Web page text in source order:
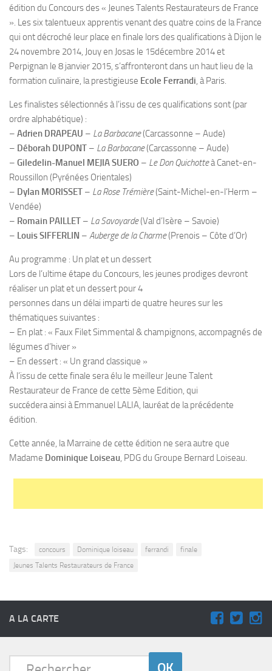
édition du Concours des « Jeunes Talents Restaurateurs de France
». Les six talentueux apprentis venant des quatre coins de la France
qui ont décroché leur place en finale lors des qualifications à Dijon le
24 novembre 2014, Jouy en Josas le 15décembre 2014 et
Perpignan le 8 janvier 2015, s’affronteront dans un haut lieu de la
formation culinaire, la prestigieuse Ecole Ferrandi, à Paris.
Les finalistes sélectionnés à l’issu de ces qualifications sont (par
ordre alphabétique) :
– Adrien DRAPEAU – La Barbacane(Carcassonne – Aude)
– Déborah DUPONT – La Barbacane(Carcassonne – Aude)
– Giledelin-Manuel MEJIA SUERO – Le Don Quichotteà Canet-en-
Roussillon (Pyrénées Orientales)
– Dylan MORISSET – La Rose Trémière(Saint-Michel-en-l’Herm –
Vendée)
– Romain PAILLET – La Savoyarde(Val d’Isère – Savoie)
– Louis SIFFERLIN – Auberge de la Charme(Prenois – Côte d’Or)
Au programme : Un plat et un dessert
Lors de l’ultime étape du Concours, les jeunes prodiges devront
réaliser un plat et un dessert pour 4
personnes dans un délai imparti de quatre heures sur les
thématiques suivantes :
– En plat : « Faux Filet Simmental & champignons, accompagnés de
légumes d’hiver »
– En dessert : « Un grand classique »
À l’issu de cette finale sera élu le meilleur Jeune Talent
Restaurateur de France de cette 5ème Edition, qui
succédera ainsi à Emmanuel LALIA, lauréat de la précédente
édition.
Cette année, la Marraine de cette édition ne sera autre que
Madame Dominique Loiseau, PDG du Groupe Bernard Loiseau.
Tags: concours Dominique loiseau ferrandi
finale
Jeunes Talents Restaurateurs de France
A LA CARTE